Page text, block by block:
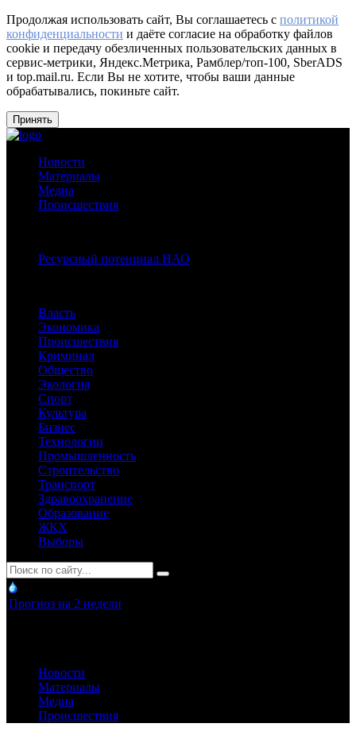
Продолжая использовать сайт, Вы соглашаетесь с политикой
конфиденциальности и даёте согласие на обработку файлов
cookie и передачу обезличенных пользовательских данных в
сервис-метрики, Яндекс.Метрика, Рамблер/топ-100, SberADS
и top.mail.ru. Если Вы не хотите, чтобы ваши данные
обрабатывались, покиньте сайт.
Принять
Новости
Материалы
Медиа
Происшествия
Ресурсный потенциал НАО
Власть
Экономика
Происшествия
Криминал
Общество
Экология
Спорт
Культура
Бизнес
Технологии
Промышленность
Строительство
Транспорт
Здравоохранение
Образование
ЖКХ
Выборы
Прогноз на 2 недели
Новости
Материалы
Медиа
Происшествия